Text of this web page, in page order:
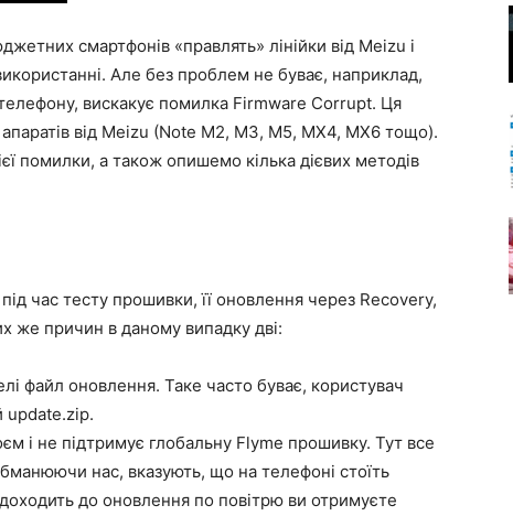
смартфонів «правлять» лінійки від Meizu і
Але без проблем не буває, наприклад,
вискакує помилка Firmware Corrupt. Ця
від Meizu (Note M2, M3, M5, MX4, MX6 тощо).
помилки, а також опишемо кілька дієвих методів
час тесту прошивки, її оновлення через Recovery,
же причин в даному випадку дві:
файл оновлення. Таке часто буває, користувач
update.zip.
і не підтримує глобальну Flyme прошивку. Тут все
нас, вказують, що на телефоні стоїть
до оновлення по повітрю ви отримуєте